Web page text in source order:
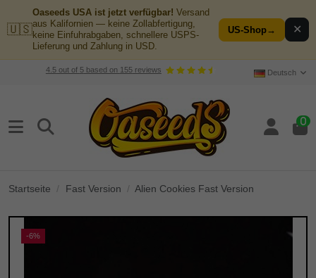
🇺🇸
Oaseeds USA ist jetzt verfügbar! Versand
aus Kalifornien — keine Zollabfertigung,
keine Einfuhrabgaben, schnellere USPS-
Lieferung und Zahlung in USD.
US-Shop→ ✕
4.5out of 5based on 155reviews Deutsch
0
Startseite Fast Version Alien Cookies Fast Version
-6%